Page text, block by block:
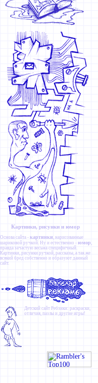
Картинки, рисунки и юмор
Основа сайта - картинки , нарисованные
шариковой ручкой. Ну и естественно - юмор ,
правда зачастую весьма специфичный.
Картинки, рисунки ручкой, рассказы, а так же
всякий бред собственно и образуют данный
сайт.
Детский сайт Ребзики: раскраски,
отличия, пазлы и другие игры!